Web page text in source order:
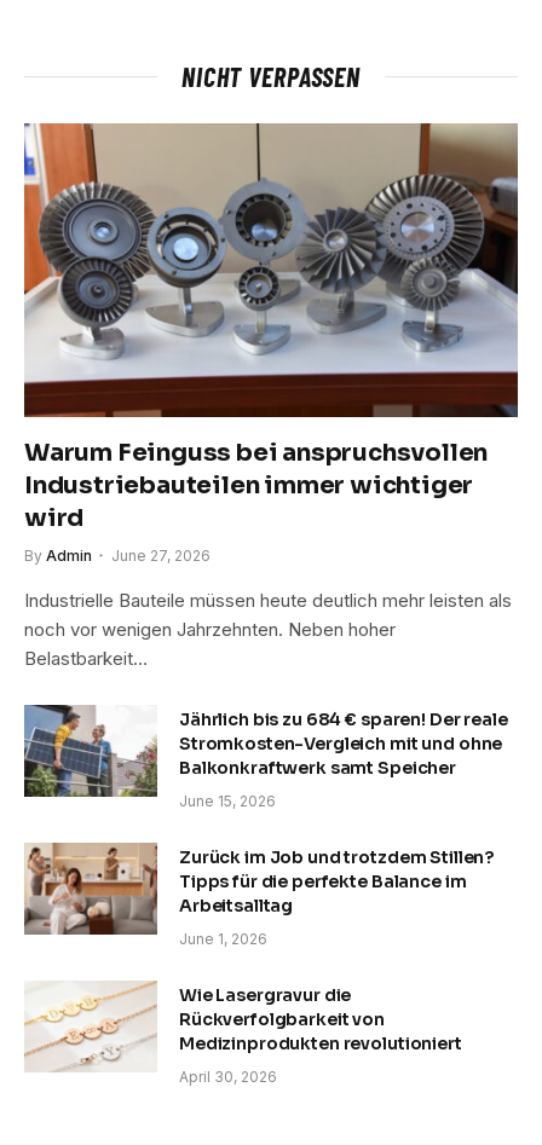
NICHT VERPASSEN
Warum Feinguss bei anspruchsvollen
Industriebauteilen immer wichtiger
wird
By Admin June 27, 2026
Industrielle Bauteile müssen heute deutlich mehr leisten als
noch vor wenigen Jahrzehnten. Neben hoher
Belastbarkeit…
Jährlich bis zu 684 € sparen! Der reale
Stromkosten-Vergleich mit und ohne
Balkonkraftwerk samt Speicher
June 15, 2026
Zurück im Job und trotzdem Stillen?
Tipps für die perfekte Balance im
Arbeitsalltag
June 1, 2026
Wie Lasergravur die
Rückverfolgbarkeit von
Medizinprodukten revolutioniert
April 30, 2026